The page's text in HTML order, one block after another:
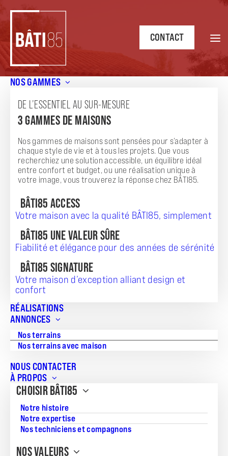
NOS GAMMES
DE L’ESSENTIEL AU SUR-MESURE
3 GAMMES DE MAISONS
Nos gammes de maisons sont pensées pour s’adapter à
chaque style de vie et à tous les projets. Que vous
recherchiez une solution accessible, un équilibre idéal
entre confort et budget, ou une réalisation unique à
votre image, vous trouverez la réponse chez BÂTI85.
BÂTI85 ACCESS
Votre maison avec la qualité BÂTI85, simplement
BÂTI85 UNE VALEUR SÛRE
Fiabilité et élégance pour des années de sérénité
BÂTI85 SIGNATURE
Votre maison d’exception alliant design et
confort
RÉALISATIONS
ANNONCES
Nos terrains
Nos terrains avec maison
NOUS CONTACTER
À PROPOS
CHOISIR BÂTI85
Notre histoire
Notre expertise
Nos techniciens et compagnons
NOS VALEURS
CONTACT
Château d’Olonne – Un cadre de vie agréable en toute
sérénité
MAISON EVASION 1 CHAMBRE DE 45 M² À
CHÂTEAU D'OLONNE - UN CADRE DE VIE
AGRÉABLE EN TOUTE SÉRÉNITÉ
TERRAIN + MAISON
271 131
Référence:
JS_20260725_222
Surface du terrain:
375
Superficie de la maison: